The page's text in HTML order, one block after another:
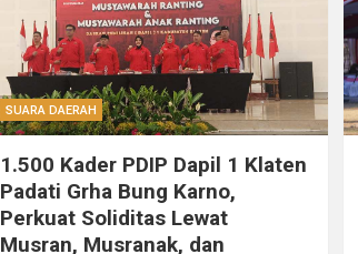
SUARA DAERAH
1.500 Kader PDIP Dapil 1 Klaten
Padati Grha Bung Karno,
Perkuat Soliditas Lewat
Musran, Musranak, dan